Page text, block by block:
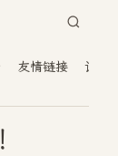
友情链接 读者